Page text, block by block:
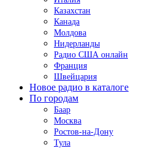
Казахстан
Канада
Молдова
Нидерланды
Радио США онлайн
Франция
Швейцария
Новое радио в каталоге
По городам
Баар
Москва
Ростов-на-Дону
Тула